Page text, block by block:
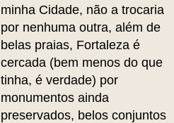
minha Cidade, não a trocaria
por nenhuma outra, além de
belas praias, Fortaleza é
cercada (bem menos do que
tinha, é verdade) por
monumentos ainda
preservados, belos conjuntos